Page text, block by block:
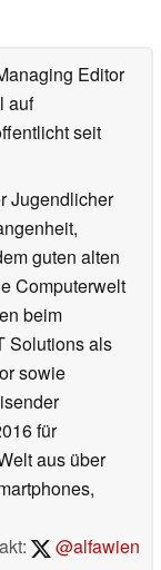
Editor
auf
seit
Jugendlicher
guten alten
Computerwelt
beim
Solutions als
sowie
für
aus über
@alfawien